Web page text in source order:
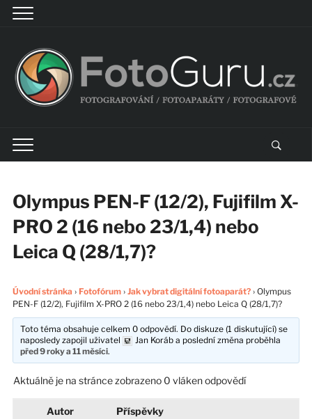
Olympus PEN-F (12/2), Fujifilm X-
PRO 2 (16 nebo 23/1,4) nebo
Leica Q (28/1,7)?
Úvodní stránka › Fotofórum › Jak vybrat digitální fotoaparát? › Olympus
PEN-F (12/2), Fujifilm X-PRO 2 (16 nebo 23/1,4) nebo Leica Q (28/1,7)?
Toto téma obsahuje celkem 0 odpovědí. Do diskuze (1 diskutující) se
naposledy zapojil uživatel
Jan Koráb a poslední změna proběhla
před 9 roky a 11 měsíci.
Aktuálně je na stránce zobrazeno 0 vláken odpovědí
Autor Příspěvky